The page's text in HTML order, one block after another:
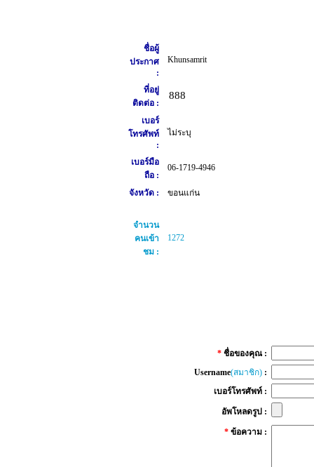
ชื่อผู้
ประกาศ
:
Khunsamrit
ที่อยู่
ติดต่อ :
888
เบอร์
โทรศัพท์
:
ไม่ระบุ
เบอร์มือ
ถือ :
06-1719-4946
จังหวัด : ขอนแก่น
จำนวน
คนเข้า
ชม :
1272
* ชื่อของคุณ :
Username(สมาชิก) :
เบอร์โทรศัพท์ :
อัพโหลดรูป :
* ข้อความ :